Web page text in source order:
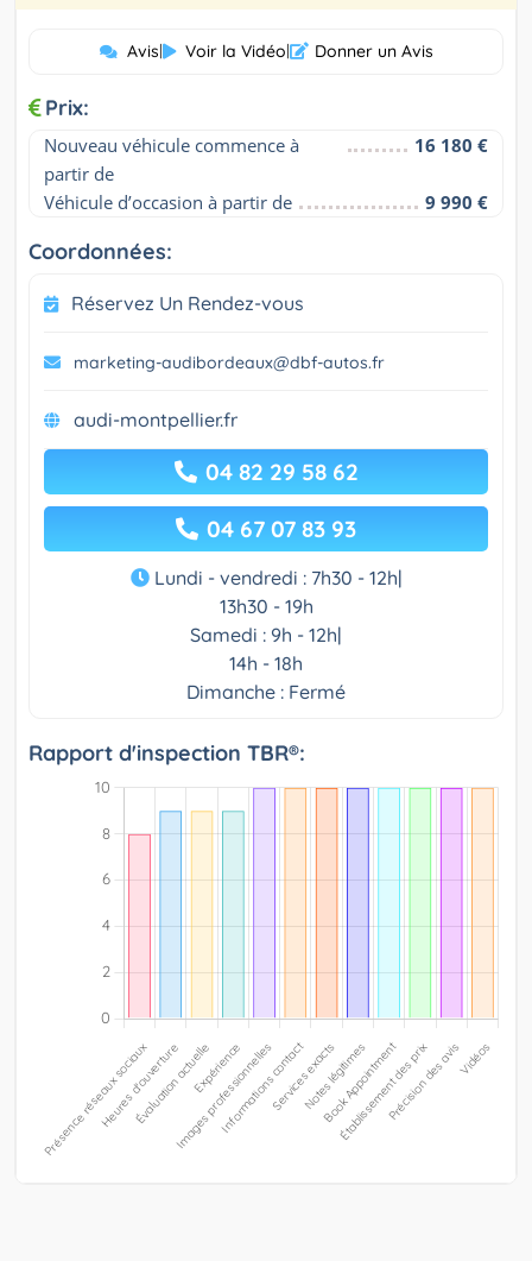
Avis| Voir la Vidéo| Donner un Avis
Prix:
Nouveau véhicule commence à
partir de
16 180 €
Véhicule d’occasion à partir de 9 990 €
Coordonnées:
Réservez Un Rendez-vous
marketing-audibordeaux@dbf-autos.fr
audi-montpellier.fr
04 82 29 58 62
04 67 07 83 93
Lundi - vendredi : 7h30 - 12h|
13h30 - 19h
Samedi : 9h - 12h|
14h - 18h
Dimanche : Fermé
Rapport d'inspection TBR®: